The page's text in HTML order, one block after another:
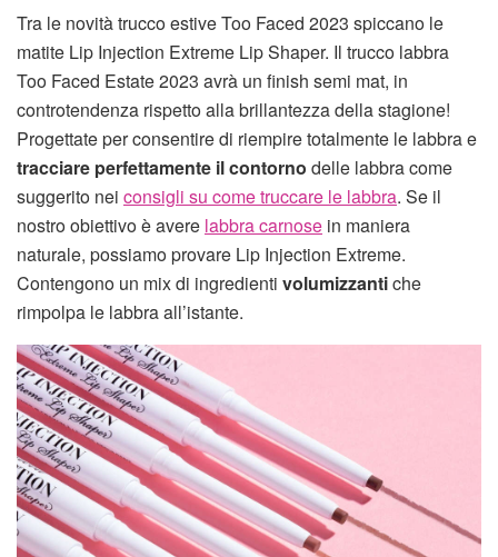
Tra le novità trucco estive Too Faced 2023 spiccano le
matite Lip Injection Extreme Lip Shaper. Il trucco labbra
Too Faced Estate 2023 avrà un finish semi mat, in
controtendenza rispetto alla brillantezza della stagione!
Progettate per consentire di riempire totalmente le labbra e
tracciare perfettamente il contorno delle labbra come
suggerito nei consigli su come truccare le labbra. Se il
nostro obiettivo è avere labbra carnose in maniera
naturale, possiamo provare Lip Injection Extreme.
Contengono un mix di ingredienti volumizzantiche
rimpolpa le labbra all’istante.